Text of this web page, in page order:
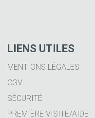
LIENS UTILES
MENTIONS LÉGALES
CGV
SÉCURITÉ
PREMIÈRE VISITE/AIDE